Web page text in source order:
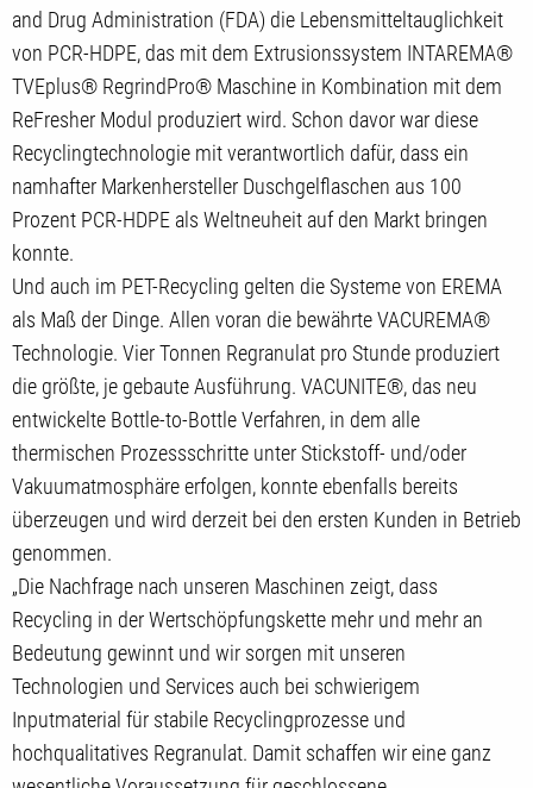
and Drug Administration (FDA) die Lebensmitteltauglichkeit
von PCR-HDPE, das mit dem Extrusionssystem INTAREMA®
TVEplus® RegrindPro® Maschine in Kombination mit dem
ReFresher Modul produziert wird. Schon davor war diese
Recyclingtechnologie mit verantwortlich dafür, dass ein
namhafter Markenhersteller Duschgelflaschen aus 100
Prozent PCR-HDPE als Weltneuheit auf den Markt bringen
konnte.
Und auch im PET-Recycling gelten die Systeme von EREMA
als Maß der Dinge. Allen voran die bewährte VACUREMA®
Technologie. Vier Tonnen Regranulat pro Stunde produziert
die größte, je gebaute Ausführung. VACUNITE®, das neu
entwickelte Bottle-to-Bottle Verfahren, in dem alle
thermischen Prozessschritte unter Stickstoff- und/oder
Vakuumatmosphäre erfolgen, konnte ebenfalls bereits
überzeugen und wird derzeit bei den ersten Kunden in Betrieb
genommen.
„Die Nachfrage nach unseren Maschinen zeigt, dass
Recycling in der Wertschöpfungskette mehr und mehr an
Bedeutung gewinnt und wir sorgen mit unseren
Technologien und Services auch bei schwierigem
Inputmaterial für stabile Recyclingprozesse und
hochqualitatives Regranulat. Damit schaffen wir eine ganz